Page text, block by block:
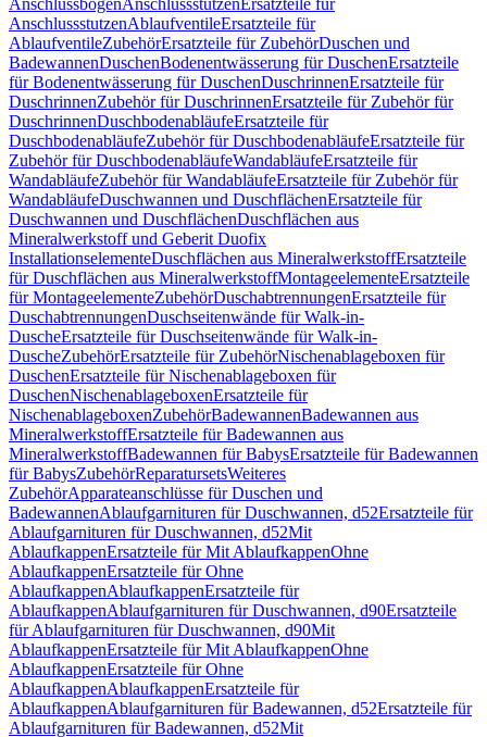
AnschlussbögenAnschlussstutzenErsatzteile für
AnschlussstutzenAblaufventileErsatzteile für
AblaufventileZubehörErsatzteile für ZubehörDuschen und
BadewannenDuschenBodenentwässerung für DuschenErsatzteile
für Bodenentwässerung für DuschenDuschrinnenErsatzteile für
DuschrinnenZubehör für DuschrinnenErsatzteile für Zubehör für
DuschrinnenDuschbodenabläufeErsatzteile für
DuschbodenabläufeZubehör für DuschbodenabläufeErsatzteile für
Zubehör für DuschbodenabläufeWandabläufeErsatzteile für
WandabläufeZubehör für WandabläufeErsatzteile für Zubehör für
WandabläufeDuschwannen und DuschflächenErsatzteile für
Duschwannen und DuschflächenDuschflächen aus
Mineralwerkstoff und Geberit Duofix
InstallationselementeDuschflächen aus MineralwerkstoffErsatzteile
für Duschflächen aus MineralwerkstoffMontageelementeErsatzteile
für MontageelementeZubehörDuschabtrennungenErsatzteile für
DuschabtrennungenDuschseitenwände für Walk-in-
DuscheErsatzteile für Duschseitenwände für Walk-in-
DuscheZubehörErsatzteile für ZubehörNischenablageboxen für
DuschenErsatzteile für Nischenablageboxen für
DuschenNischenablageboxenErsatzteile für
NischenablageboxenZubehörBadewannenBadewannen aus
MineralwerkstoffErsatzteile für Badewannen aus
MineralwerkstoffBadewannen für BabysErsatzteile für Badewannen
für BabysZubehörReparatursetsWeiteres
ZubehörApparateanschlüsse für Duschen und
BadewannenAblaufgarnituren für Duschwannen, d52Ersatzteile für
Ablaufgarnituren für Duschwannen, d52Mit
AblaufkappenErsatzteile für Mit AblaufkappenOhne
AblaufkappenErsatzteile für Ohne
AblaufkappenAblaufkappenErsatzteile für
AblaufkappenAblaufgarnituren für Duschwannen, d90Ersatzteile
für Ablaufgarnituren für Duschwannen, d90Mit
AblaufkappenErsatzteile für Mit AblaufkappenOhne
AblaufkappenErsatzteile für Ohne
AblaufkappenAblaufkappenErsatzteile für
AblaufkappenAblaufgarnituren für Badewannen, d52Ersatzteile für
Ablaufgarnituren für Badewannen, d52Mit